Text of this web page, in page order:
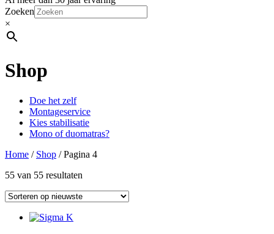
Zoeken
×
Shop
Doe het zelf
Montageservice
Kies stabilisatie
Mono of duomatras?
Home / Shop / Pagina 4
55 van 55 resultaten